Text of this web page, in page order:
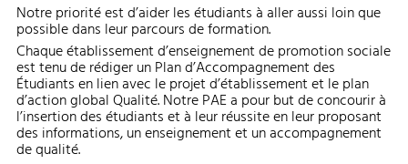
Notre priorité est d’aider les étudiants à aller aussi loin que
possible dans leur parcours de formation.
Chaque établissement d’enseignement de promotion sociale
est tenu de rédiger un Plan d’Accompagnement des
Étudiants en lien avec le projet d’établissement et le plan
d’action global Qualité. Notre PAE a pour but de concourir à
l’insertion des étudiants et à leur réussite en leur proposant
des informations, un enseignement et un accompagnement
de qualité.